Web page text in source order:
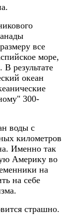
все
море,
результате
океан
300-
воды с
километров
Именно так
Америку во
на
на себе
страшно.